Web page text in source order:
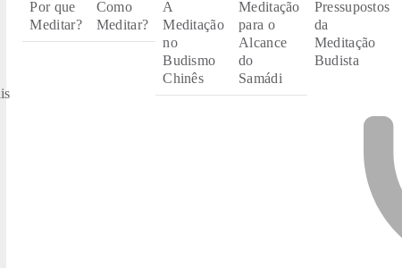
Por que
Meditar?
Como
Meditar?
A
Meditação
no
Budismo
Chinês
Meditação
para o
Alcance
do
Samádi
Pressupostos
da
Meditação
Budista